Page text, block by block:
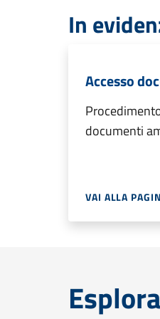
In
Accesso
documenti
VAI ALLA